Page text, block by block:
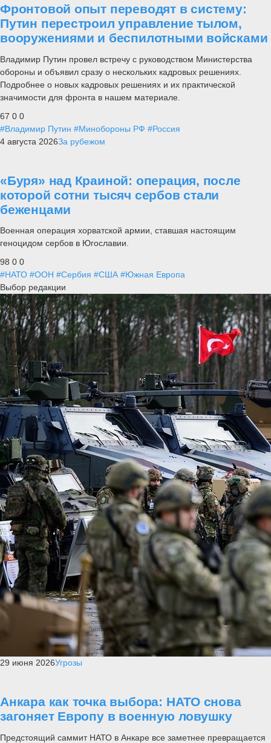
Фронтовой опыт переводят в систему:
Путин перестроил управление тылом,
вооружениями и беспилотными войсками
Владимир Путин провел встречу с руководством Министерства
обороны и объявил сразу о нескольких кадровых решениях.
Подробнее о новых кадровых решениях и их практической
значимости для фронта в нашем материале.
67 0 0
#Владимир Путин #Минобороны РФ #Россия
4 августа 2026За рубежом
«Буря» над Краиной: операция, после
которой сотни тысяч сербов стали
беженцами
Военная операция хорватской армии, ставшая настоящим
геноцидом сербов в Югославии.
98 0 0
#НАТО #ООН #Сербия #США #Южная Европа
Выбор редакции
29 июня 2026Угрозы
Анкара как точка выбора: НАТО снова
загоняет Европу в военную ловушку
Предстоящий саммит НАТО в Анкаре все заметнее превращается